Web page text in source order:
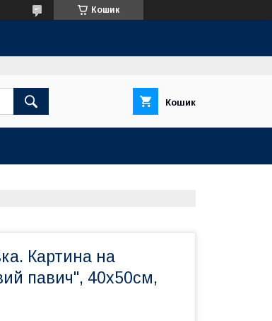
Кошик
Кошик
Картина на
павич", 40х50см,